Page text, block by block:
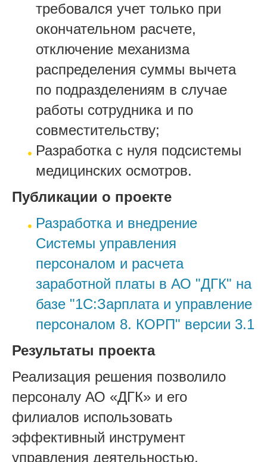
требовался учет только при
окончательном расчете,
отключение механизма
распределения суммы вычета
по подразделениям в случае
работы сотрудника и по
совместительству;
Разработка с нуля подсистемы
медицинских осмотров.
Публикации о проекте
Разработка и внедрение
Системы управления
персоналом и расчета
заработной платы в АО "ДГК" на
базе "1С:Зарплата и управление
персоналом 8. КОРП" версии 3.1
Результаты проекта
Реализация решения позволило
персоналу АО «ДГК» и его
филиалов использовать
эффективный инструмент
управления деятельностью,